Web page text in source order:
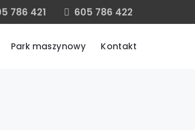
605 786 422
786 421
Park maszynowy Kontakt